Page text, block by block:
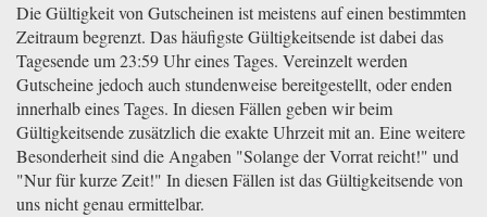
Die Gültigkeit von Gutscheinen ist meistens auf einen bestimmten
Zeitraum begrenzt. Das häufigste Gültigkeitsende ist dabei das
Tagesende um 23:59 Uhr eines Tages. Vereinzelt werden
Gutscheine jedoch auch stundenweise bereitgestellt, oder enden
innerhalb eines Tages. In diesen Fällen geben wir beim
Gültigkeitsende zusätzlich die exakte Uhrzeit mit an. Eine weitere
Besonderheit sind die Angaben "Solange der Vorrat reicht!" und
"Nur für kurze Zeit!" In diesen Fällen ist das Gültigkeitsende von
uns nicht genau ermittelbar.